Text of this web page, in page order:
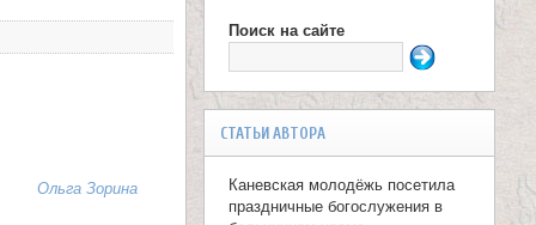
Ольга Зорина
Ф
о
р
м
а
Поиск на сайте
СТАТЬИ АВТОРА
Каневская молодёжь посетила
праздничные богослужения в